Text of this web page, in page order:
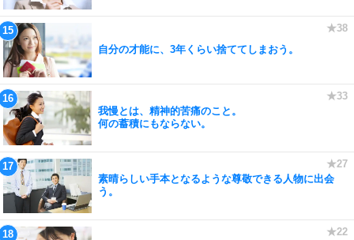
自分の才能に、3年くらい捨ててしまおう。
我慢とは、精神的苦痛のこと。
何の蓄積にもならない。
素晴らしい手本となるような尊敬できる人物に出会
う。